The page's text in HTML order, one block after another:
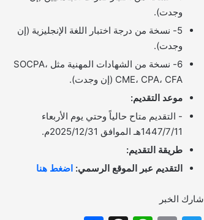
وجدت).
5- نسخة من درجة اختبار اللغة الإنجليزية (إن
وجدت).
6- نسخة من الشهادات المهنية مثل SOCPA،
CME، CPA، CFA (إن وجدت).
موعد التقديم:
­- التقديم متاح حالياً وحتي يوم الأربعاء
1447/7/11هـ الموافق 2025/12/31م.
طريقة التقديم:
التقديم عبر الموقع الرسمي: اضغط هنا
شارك الخبر